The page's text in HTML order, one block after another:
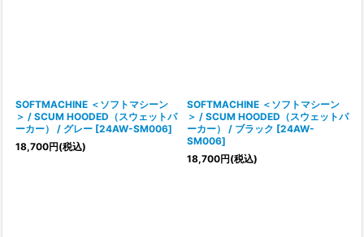
SOFTMACHINE ＜ソフトマシーン
＞ / SCUM HOODED（スウェットパ
ーカー） / グレー [24AW-SM006]
18,700円(税込)
SOFTMACHINE ＜ソフトマシーン
＞ / SCUM HOODED（スウェットパ
ーカー） / ブラック [24AW-
SM006]
18,700円(税込)